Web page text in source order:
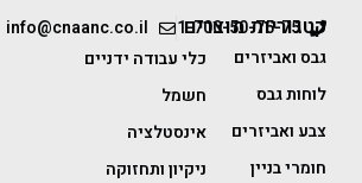
1-700-50-75-75
info@cnaanc.co.il קטגוריות מוצרים
גבס ואביזרים
לוחות גבס
צבע ואביזרים
חומרי בניין
כלי עבודה ידניים
חשמל
אינסטלציה
ניקיון ותחזוקה